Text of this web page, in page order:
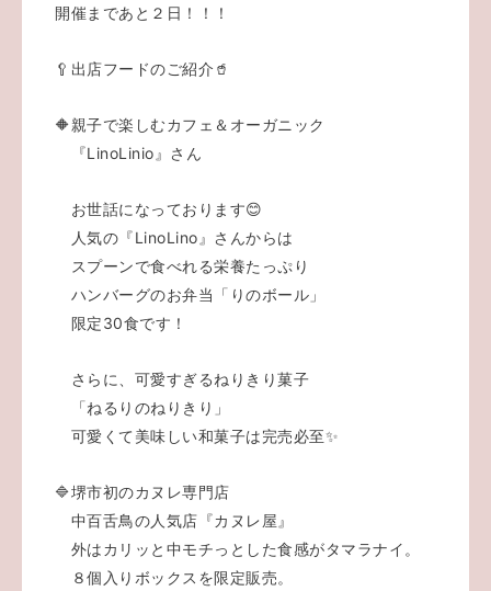
開催まであと２日！！！
🥄出店フードのご紹介🥤
🔶親子で楽しむカフェ＆オーガニック
『LinoLinio』さん
お世話になっております😊
人気の『LinoLino』さんからは
スプーンで食べれる栄養たっぷり
ハンバーグのお弁当「りのボール」
限定30食です！
さらに、可愛すぎるねりきり菓子
「ねるりのねりきり」
可愛くて美味しい和菓子は完売必至✨
🔷堺市初のカヌレ専門店
中百舌鳥の人気店『カヌレ屋』
外はカリッと中モチっとした食感がタマラナイ。
８個入りボックスを限定販売。